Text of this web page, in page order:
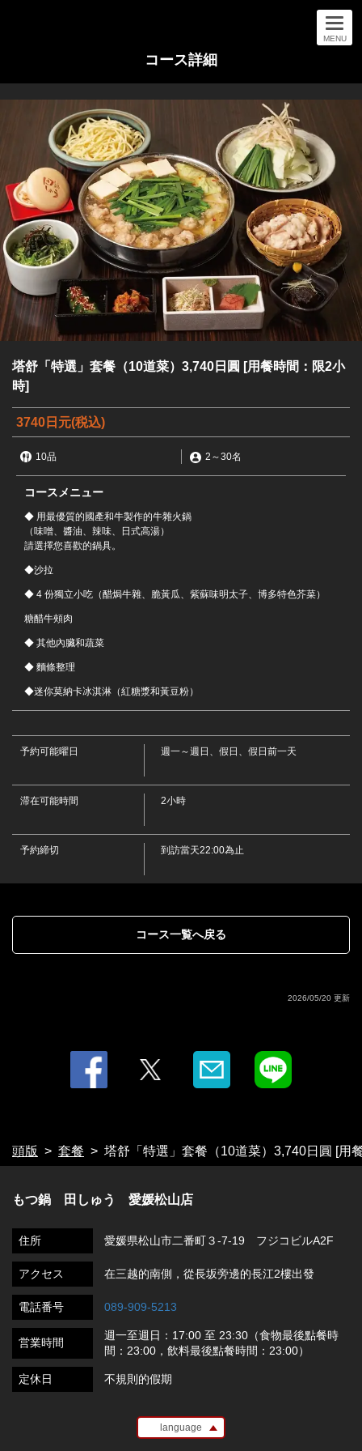
MENU
コース詳細
塔舒「特選」套餐（10道菜）3,740日圓 [用餐時間：限2小
時]
3740日元(税込)
10品 2 ～30名
コースメニュー
◆ 用最優質的國產和牛製作的牛雜火鍋
（味噌、醬油、辣味、日式高湯）
請選擇您喜歡的鍋具。
◆沙拉
◆ 4 份獨立小吃（醋焗牛雜、脆黃瓜、紫蘇味明太子、博多特色芥菜）
糖醋牛頰肉
◆ 其他內臟和蔬菜
◆ 麵條整理
◆迷你莫納卡冰淇淋（紅糖漿和黃豆粉）
予約可能曜日 週一～週日、假日、假日前一天
滞在可能時間 2小時
予約締切 到訪當天22:00為止
コース一覧へ戻る
2026/05/20 更新
頭版 套餐 塔舒「特選」套餐（10道菜）3,740日圓 [用
この店舗情報をシェアする
https://0899095213.owst.jp/courses/9555214
閉じる
もつ鍋 田しゅう 愛媛松山店
住所 愛媛県松山市二番町３-7-19 フジコビルA2F
アクセス 在三越的南側，從長坂旁邊的長江2樓出發
電話番号 089-909-5213
営業時間
週一至週日：17:00 至 23:30（食物最後點餐時
間：23:00，飲料最後點餐時間：23:00）
定休日 不規則的假期
language